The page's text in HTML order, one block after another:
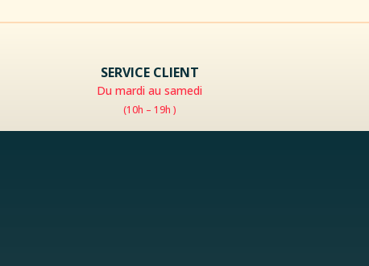
SERVICE CLIENT
Du mardi au samedi
(10h – 19h )